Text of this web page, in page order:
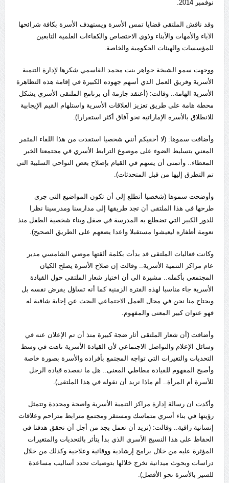
نوفمبر 2014.
وقد ناقش الملتقى قضايا تمس الأسرة ويستهدف الأسرة بكافة شرائحها
الآباء والأمهات والأبناء وذوي الاختصاص والكفاءات العلمية التابعين
للمؤسسات والهيئات الحكومية والخاصة.
ووجهت سمو الشيخة جواهر بنت محمد القاسمي شكرها لإدارة التنمية
الأسرية وفريق العمل الذي أسهم جهوده الكبيرة في إقامة هذه التظاهرة
الأسرية الهامة.. وقالت: (أعتقد جازمة أن برنامج الملتقى الأسري يشكل
محطة هامة على طريق تعزيز العلاقات الأسرية واستلهام القيم الإيجابية
للانطلاق بالأسرة الإماراتية نحو آفاق أكثر استقرارا).
وأضافت سموها: (لا أخفيكم أنني شخصيا استفدت من هذا اللقاء المثمر
المعني بتسليط الضوء على موضوع الترابط الأسري في مجتمعنا الخير
المعطاء.. وأتمنى أن يسهم في القيام بإصلاح بعض النواحي السلبية التي
تم التطرق إليها من قبل المتحدثات).
وأوضحت سموها (شخصيا أتطلع إلى أن تكون المواضيع التي جرى
طرحها في هذا الملتقى أن تجد طريقها إلى مدارسنا ومدرسينا نظرا
للدور الكبير التي تضطلع به المدرسة في صقل وبناء شخصية الطفل منذ
نعومة أظفاره ليعيشوا مستقبلا واعدا يضعهم على الطريق الصحيح).
وكانت فعاليات الملتقى قد بدأت بكلمة ألقتها موضي الشامسي مدير
عام مراكز التنمية الأسرية.. وقالت إن صلاح الأسرة يصلح الكيان
المجتمعي بأكمله.. مشيرة الى أن اختيار شعار الملتقى حول القيادة
الأسرية جاء مناسبا لهذه الفترة الزمنية كما أنه تساؤل يفرض نفسه بل
ويحتاج منا نحن في مجال العمل الاجتماعي البحث عن إجابة شافية له
فهو عنوان كبير المعنى والمفهوم.
وأضافت (أن شعار الملتقى أثار ضجة كبيرة منذ أن تم الإعلان عنه في
وسائل الإعلام والتواصل الاجتماعي لأن القيادة الأسرية تاهت في وسط
التحديات والتغيرات التي تواجه المجتمع بأفراده والأسرة بصورة خاصة
وأصبح المفهوم للقيادة مطاطي المعنى.. هل ما نقصده قيادة الرجل
للأسرة أم المرأة.. أم ماذا نريد أن نقوله في هذا الملتقى).
وأكدت ان رسالة إدارة مراكز التنمية الأسرية واضحة ومحددة وتتمثل
رؤيتها في بناء أسري متماسك ومستقر ومجتمع مترابط متراحم وعلاقات
إنسانية راقية.. وقالت: (نريد أن نعمل بجد من أجل أن نحقق هدفنا في
الحفاظ على هذا النسيج الأسري الذي بدأ يتأثر بالتحديات والمتغيرات
المؤثرة عليه من خلال برامج إرشادية ووقائية وعلاجية وكذلك من خلال
دراسات وبحوث ميدانية نخرج خلالها بتوصيات تحدد أساليب مساعدة
للسير بالأسرة نحو الأفضل).